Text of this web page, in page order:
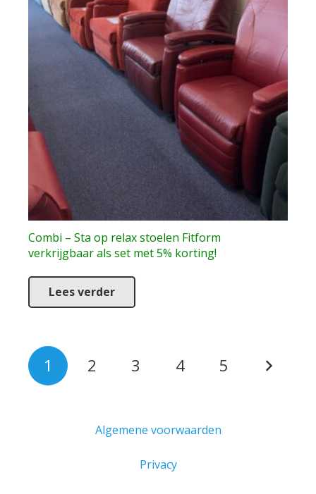
Combi – Sta op relax stoelen Fitform
verkrijgbaar als set met 5% korting!
Lees verder
Berichten
paginering
1 2 3 4 5
Algemene voorwaarden
Privacy